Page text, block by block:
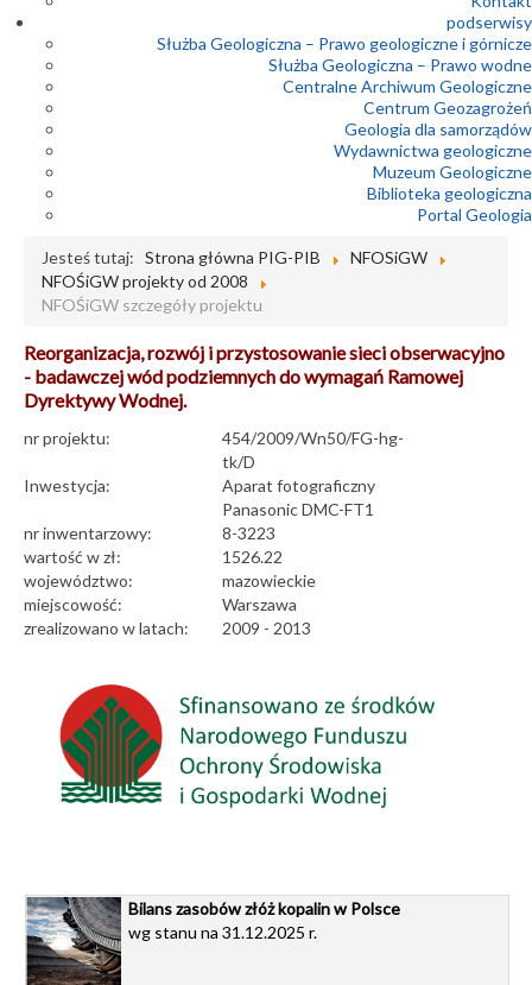
podserwisy
Służba Geologiczna – Prawo geologiczne i górnicze
Służba Geologiczna – Prawo wodne
Centralne Archiwum Geologiczne
Centrum Geozagrożeń
Geologia dla samorządów
Wydawnictwa geologiczne
Muzeum Geologiczne
Biblioteka geologiczna
Portal Geologia
Jesteś tutaj: Strona główna PIG-PIB
NFOSiGW
NFOŚiGW projekty od 2008
NFOŚiGW szczegóły projektu
Reorganizacja, rozwój i przystosowanie sieci obserwacyjno
- badawczej wód podziemnych do wymagań Ramowej
Dyrektywy Wodnej.
nr projektu:
454/2009/Wn50/FG-hg-
tk/D
Inwestycja:
Aparat fotograficzny
Panasonic DMC-FT1
nr inwentarzowy:
8-3223
wartość w zł:
1526.22
województwo:
mazowieckie
miejscowość:
Warszawa
zrealizowano w latach:
2009 - 2013
Bilans zasobów złóż kopalin w Polsce
wg stanu na 31.12.2025 r.